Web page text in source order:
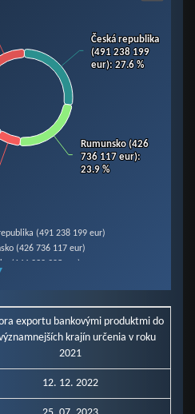
Česká republika
(491 238 199
eur): 27.6 %
Česká republika
(491 238 199
eur): 27.6 %
Rumunsko (426
736 117 eur):
23.9 %
Rumunsko (426
736 117 eur):
23.9 %
(491 238 199 eur)
(426 736 117 eur)
(144 232 905 eur)
(121 330 763 eur)
940 377 eur)
(88 409 152 eur)
(67 168 992 eur)
krajiny (247 707 427 eur)
exportu bankovými produktmi do
krajín určenia v roku
2021
12. 12. 2022